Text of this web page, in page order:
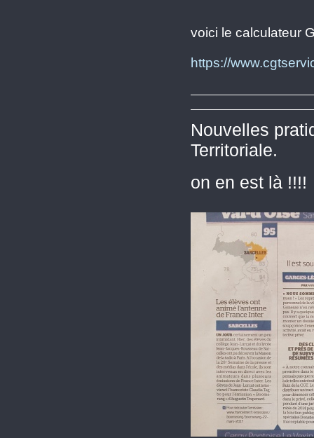
voici le calculateur
https://
Nouvelles
Territoriale.
on en est là !!!!